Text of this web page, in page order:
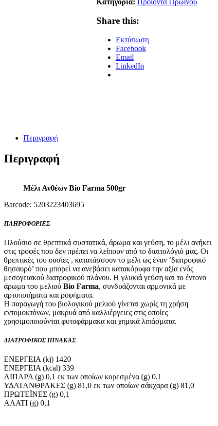
Κατηγορία: Προϊόντα Πρωινού
Share this:
Εκτύπωση
Facebook
Email
LinkedIn
Περιγραφή
Περιγραφή
Μέλι Ανθέων Βio Farma 500gr
Barcode: 5203223403695
ΠΛΗΡΟΦΟΡΙΕΣ
Πλούσιο σε θρεπτικά συστατικά, άρωμα και γεύση, το μέλι ανήκει
στις τροφές που δεν πρέπει να λείπουν από το διαιτολόγιό μας. Οι
θρεπτικές του ουσίες , κατατάσσουν το μέλι ως έναν ‘διατροφικό
θησαυρό’ που μπορεί να ανεβάσει κατακόρυφα την αξία ενός
μεσογειακού διατροφικού πλάνου. Η γλυκιά γεύση και το έντονο
άρωμα του μελιού Bio Farma, συνδυάζονται αρμονικά με
αρτοποιήματα και ροφήματα.
Η παραγωγή του βιολογικού μελιού γίνεται χωρίς τη χρήση
εντομοκτόνων, μακρυά από καλλιέργειες στις οποίες
χρησιμοποιούνται φυτοφάρμακα και χημικά λιπάσματα.
ΔΙΑΤΡΟΦΙΚΟΣ ΠΙΝΑΚΑΣ
ΕΝΕΡΓΕΙΑ (kj) 1420
ΕΝΕΡΓΕΙΑ (kcal) 339
ΛΙΠΑΡΑ (g) 0,1 εκ των οποίων κορεσμένα (g) 0,1
ΥΔΑΤΑΝΘΡΑΚΕΣ (g) 81,0 εκ των οποίων σάκχαρα (g) 81,0
ΠΡΩΤΕΪΝΕΣ (g) 0,1
ΑΛΑΤΙ (g) 0,1